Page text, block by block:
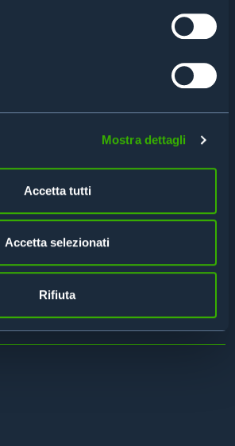
Mostra dettagli
Accetta tutti
Accetta selezionati
Rifiuta
avere maggiori informazioni